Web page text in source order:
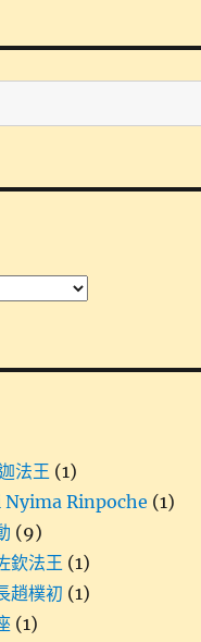
法王 (1)
Nyima Rinpoche (1)
(9)
欽法王 (1)
趙樸初 (1)
(1)